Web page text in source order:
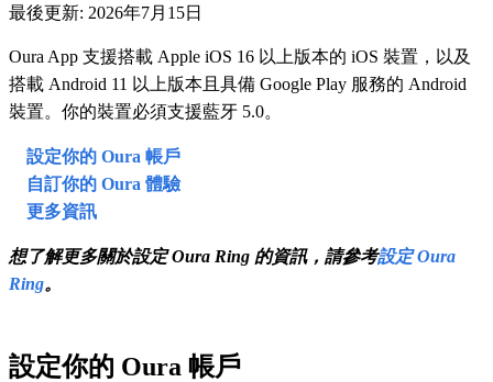
最後更新: 2026年7月15日
Oura App 支援搭載 Apple iOS 16 以上版本的 iOS 裝置，以及
搭載 Android 11 以上版本且具備 Google Play 服務的 Android
裝置。你的裝置必須支援藍牙 5.0。
設定你的 Oura 帳戶
自訂你的 Oura 體驗
更多資訊
想了解更多關於設定 Oura Ring 的資訊，請參考設定 Oura
Ring。
設定你的 Oura 帳戶